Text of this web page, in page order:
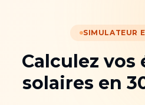
SIMULATEUR
Calculez vos
solaires en